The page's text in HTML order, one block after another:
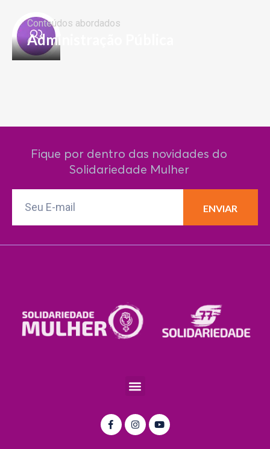
Conteúdos abordados
Administração Pública
Fique por dentro das novidades do
Solidariedade Mulher